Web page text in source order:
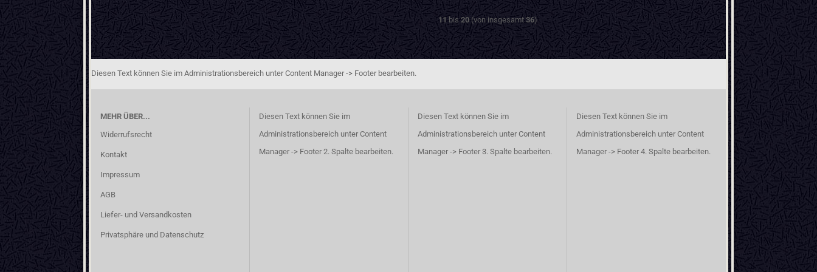
11bis20(von insgesamt36)
Diesen Text können Sie im Administrationsbereich unter Content Manager -> Footer bearbeiten.
MEHR ÜBER...
Widerrufsrecht
Kontakt
Impressum
AGB
Liefer- und Versandkosten
Privatsphäre und Datenschutz
Diesen Text können Sie im
Administrationsbereich unter Content
Manager -> Footer 2. Spalte bearbeiten.
Diesen Text können Sie im
Administrationsbereich unter Content
Manager -> Footer 3. Spalte bearbeiten.
Diesen Text können Sie im
Administrationsbereich unter Content
Manager -> Footer 4. Spalte bearbeiten.